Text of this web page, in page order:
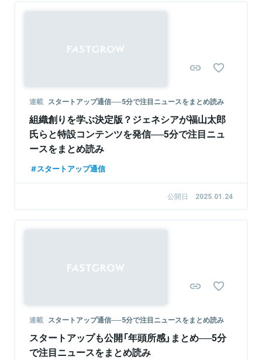
連載 スタートアップ通信──5分で注目ニュースをまとめ読み
組織創りを学ぶ決定版？ジェネシアが福山太郎
氏らと特設コンテンツを発信──5分で注目ニュ
ースをまとめ読み
スタートアップ通信
公開日 2025.01.24
連載 スタートアップ通信──5分で注目ニュースをまとめ読み
スタートアップも公開「年頭所感」まとめ──5分
で注目ニュースをまとめ読み